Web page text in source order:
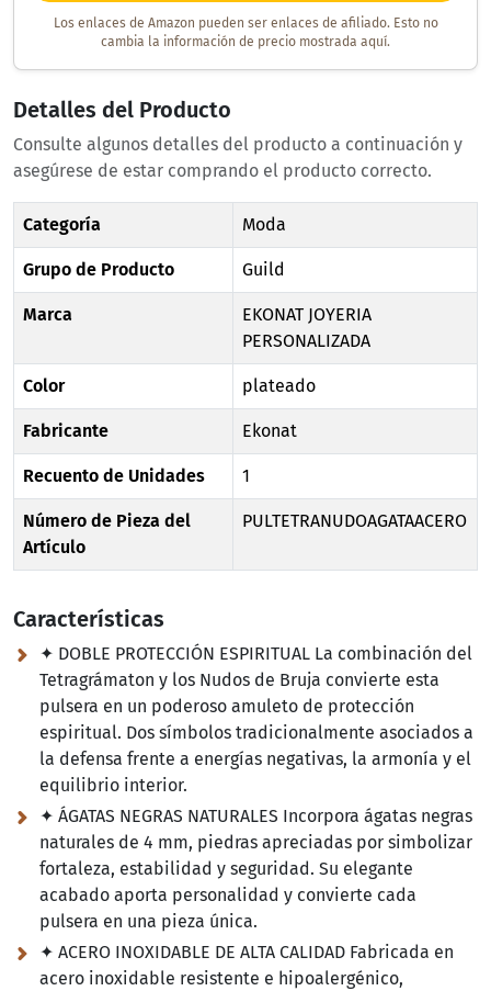
Los enlaces de Amazon pueden ser enlaces de afiliado. Esto no
cambia la información de precio mostrada aquí.
Detalles del Producto
Consulte algunos detalles del producto a continuación y
asegúrese de estar comprando el producto correcto.
Categoría Moda
Grupo de Producto Guild
Marca
EKONAT JOYERIA
PERSONALIZADA
Color plateado
Fabricante Ekonat
Recuento de Unidades 1
Número de Pieza del
Artículo
PULTETRANUDOAGATAACERO
Características
✦ DOBLE PROTECCIÓN ESPIRITUAL La combinación del
Tetragrámaton y los Nudos de Bruja convierte esta
pulsera en un poderoso amuleto de protección
espiritual. Dos símbolos tradicionalmente asociados a
la defensa frente a energías negativas, la armonía y el
equilibrio interior.
✦ ÁGATAS NEGRAS NATURALES Incorpora ágatas negras
naturales de 4 mm, piedras apreciadas por simbolizar
fortaleza, estabilidad y seguridad. Su elegante
acabado aporta personalidad y convierte cada
pulsera en una pieza única.
✦ ACERO INOXIDABLE DE ALTA CALIDAD Fabricada en
acero inoxidable resistente e hipoalergénico,